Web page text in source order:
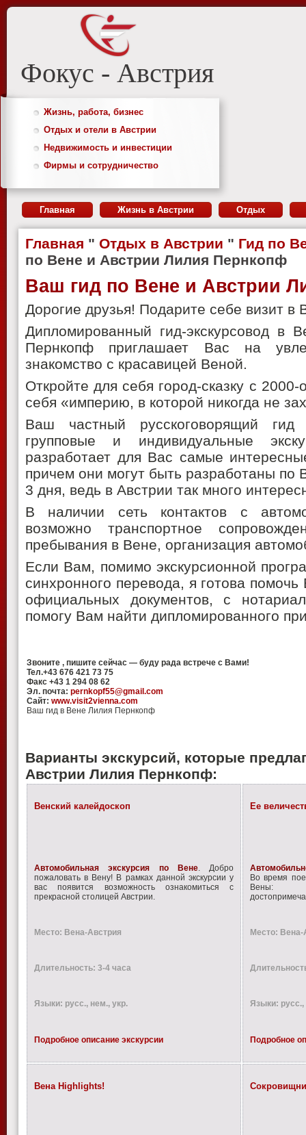
Фокус - Австрия
Жизнь, работа, бизнес
Отдых и отели в Австрии
Недвижимость и инвестиции
Фирмы и сотрудничество
Главная Жизнь в Австрии Отдых
Главная " Отдых в Австрии " Гид по
по Вене и Австрии Лилия Пернкопф
Ваш гид по Вене и Австрии
Дорогие друзья! Подарите себе визит в
Дипломированный гид-экскурсовод в
Пернкопф приглашает Вас на
знакомство с красавицей Веной.
Откройте для себя город-сказку с
себя «империю, в которой никогда не
Ваш частный русскоговорящий
групповые и индивидуальные
разработает для Вас самые
причем они могут быть разработаны
3 дня, ведь в Австрии так много
В наличии сеть контактов с
возможно транспортное
пребывания в Вене, организация
Если Вам, помимо экскурсионной
синхронного перевода, я готова
официальных документов, с
помогу Вам найти дипломированного
Звоните , пишите сейчас — буду рада встрече с Вами!
Тел.+43 676 421 73 75
Факс +43 1 294 08 62
Эл. почта: pernkopf55@gmail.com
Сайт: www.visit2vienna.com
Ваш гид в Вене Лилия Пернкопф
Варианты экскурсий, которые
Австрии Лилия Пернкопф:
Венский калейдоскоп
Автомобильная экскурсия по Вене. Добро
пожаловать в Вену! В рамках данной экскурсии у
вас появится возможность ознакомиться с
прекрасной столицей Австрии.
Место: Вена-Австрия
Длительность: 3-4 часа
Языки: русс., нем., укр.
Подробное описание экскурсии
Ее
Во время
Вены:
Место: Вена-
Языки: русс.,
Подробное
Вена Highlights!